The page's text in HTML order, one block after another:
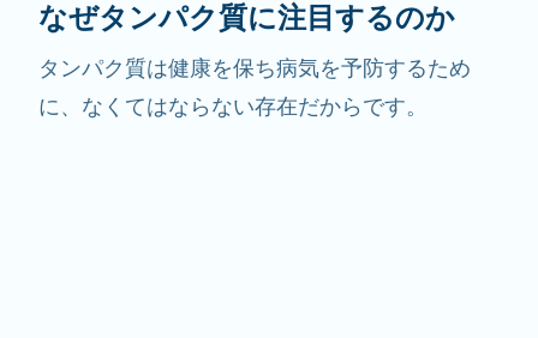
なぜタンパク質に注目するのか
タンパク質は健康を保ち病気を予防するため
に、なくてはならない存在だからです。